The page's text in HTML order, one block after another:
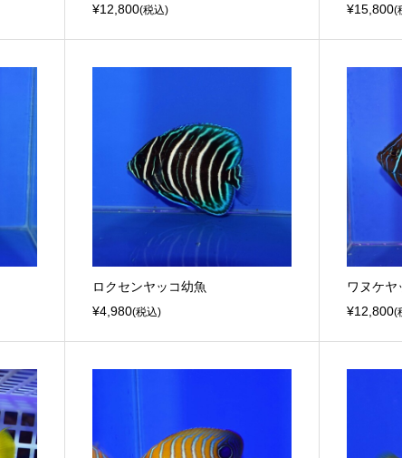
¥12,800(税込)
¥15,800(
ロクセンヤッコ幼魚
¥4,980(税込)
ワヌケヤ
¥12,800(